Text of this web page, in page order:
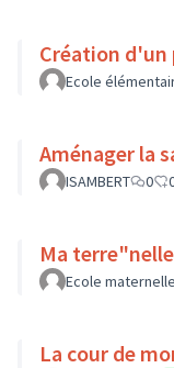
Création d'un
Ecole
Aménager la
ISAMBERT 0
Ma
Ecole
La cour de